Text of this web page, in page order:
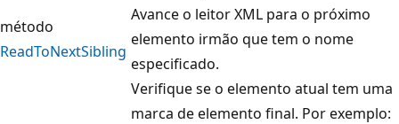
método
ReadToNextSibling
Avance o leitor XML para o próximo
elemento irmão que tem o nome
especificado.
Verifique se o elemento atual tem uma
marca de elemento final. Por exemplo: